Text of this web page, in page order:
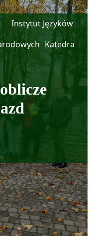
Instytut Języków
Katedra